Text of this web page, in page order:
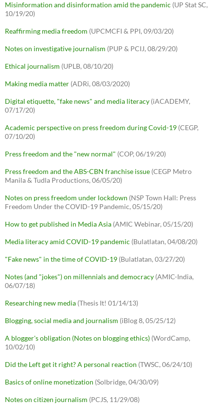
Misinformation and disinformation amid the pandemic (UP Stat SC,
10/19/20)
Reaffirming media freedom (UPCMCFI & PPI, 09/03/20)
Notes on investigative journalism (PUP & PCIJ, 08/29/20)
Ethical journalism (UPLB, 08/10/20)
Making media matter (ADRi, 08/03/2020)
Digital etiquette, "fake news" and media literacy (iACADEMY,
07/17/20)
Academic perspective on press freedom during Covid-19 (CEGP,
07/10/20)
Press freedom and the "new normal" (COP, 06/19/20)
Press freedom and the ABS-CBN franchise issue (CEGP Metro
Manila & Tudla Productions, 06/05/20)
Notes on press freedom under lockdown (NSP Town Hall: Press
Freedom Under the COVID-19 Pandemic, 05/15/20)
How to get published in Media Asia (AMIC Webinar, 05/15/20)
Media literacy amid COVID-19 pandemic (Bulatlatan, 04/08/20)
"Fake news" in the time of COVID-19 (Bulatlatan, 03/27/20)
Notes (and "jokes") on millennials and democracy (AMIC-India,
06/07/18)
Researching new media (Thesis It! 01/14/13)
Blogging, social media and journalism (iBlog 8, 05/25/12)
A blogger's obligation (Notes on blogging ethics) (WordCamp,
10/02/10)
Did the Left get it right? A personal reaction (TWSC, 06/24/10)
Basics of online monetization (Solbridge, 04/30/09)
Notes on citizen journalism (PCJS, 11/29/08)